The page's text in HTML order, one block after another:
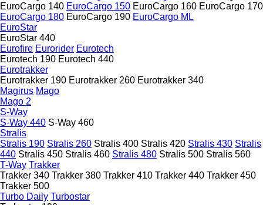
EuroCargo 140 EuroCargo 150 EuroCargo 160 EuroCargo 170
EuroCargo 180 EuroCargo 190 EuroCargo ML
EuroStar
EuroStar 440
Eurofire Eurorider Eurotech
Eurotech 190 Eurotech 440
Eurotrakker
Eurotrakker 190 Eurotrakker 260 Eurotrakker 340
Magirus Mago
Mago 2
S-Way
S-Way 440 S-Way 460
Stralis
Stralis 190 Stralis 260 Stralis 400 Stralis 420 Stralis 430 Stralis
440 Stralis 450 Stralis 460 Stralis 480 Stralis 500 Stralis 560
T-Way Trakker
Trakker 340 Trakker 380 Trakker 410 Trakker 440 Trakker 450
Trakker 500
Turbo Daily Turbostar